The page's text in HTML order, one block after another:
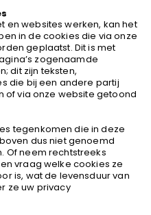
en websites werken, kan het
in de cookies die via onze
geplaatst. Dit is met
zogenaamde
dit zijn teksten,
die bij een andere partij
of via onze website getoond
tegenkomen die in deze
dus niet genoemd
Of neem rechtstreeks
vraag welke cookies ze
is, wat de levensduur van
ze uw privacy